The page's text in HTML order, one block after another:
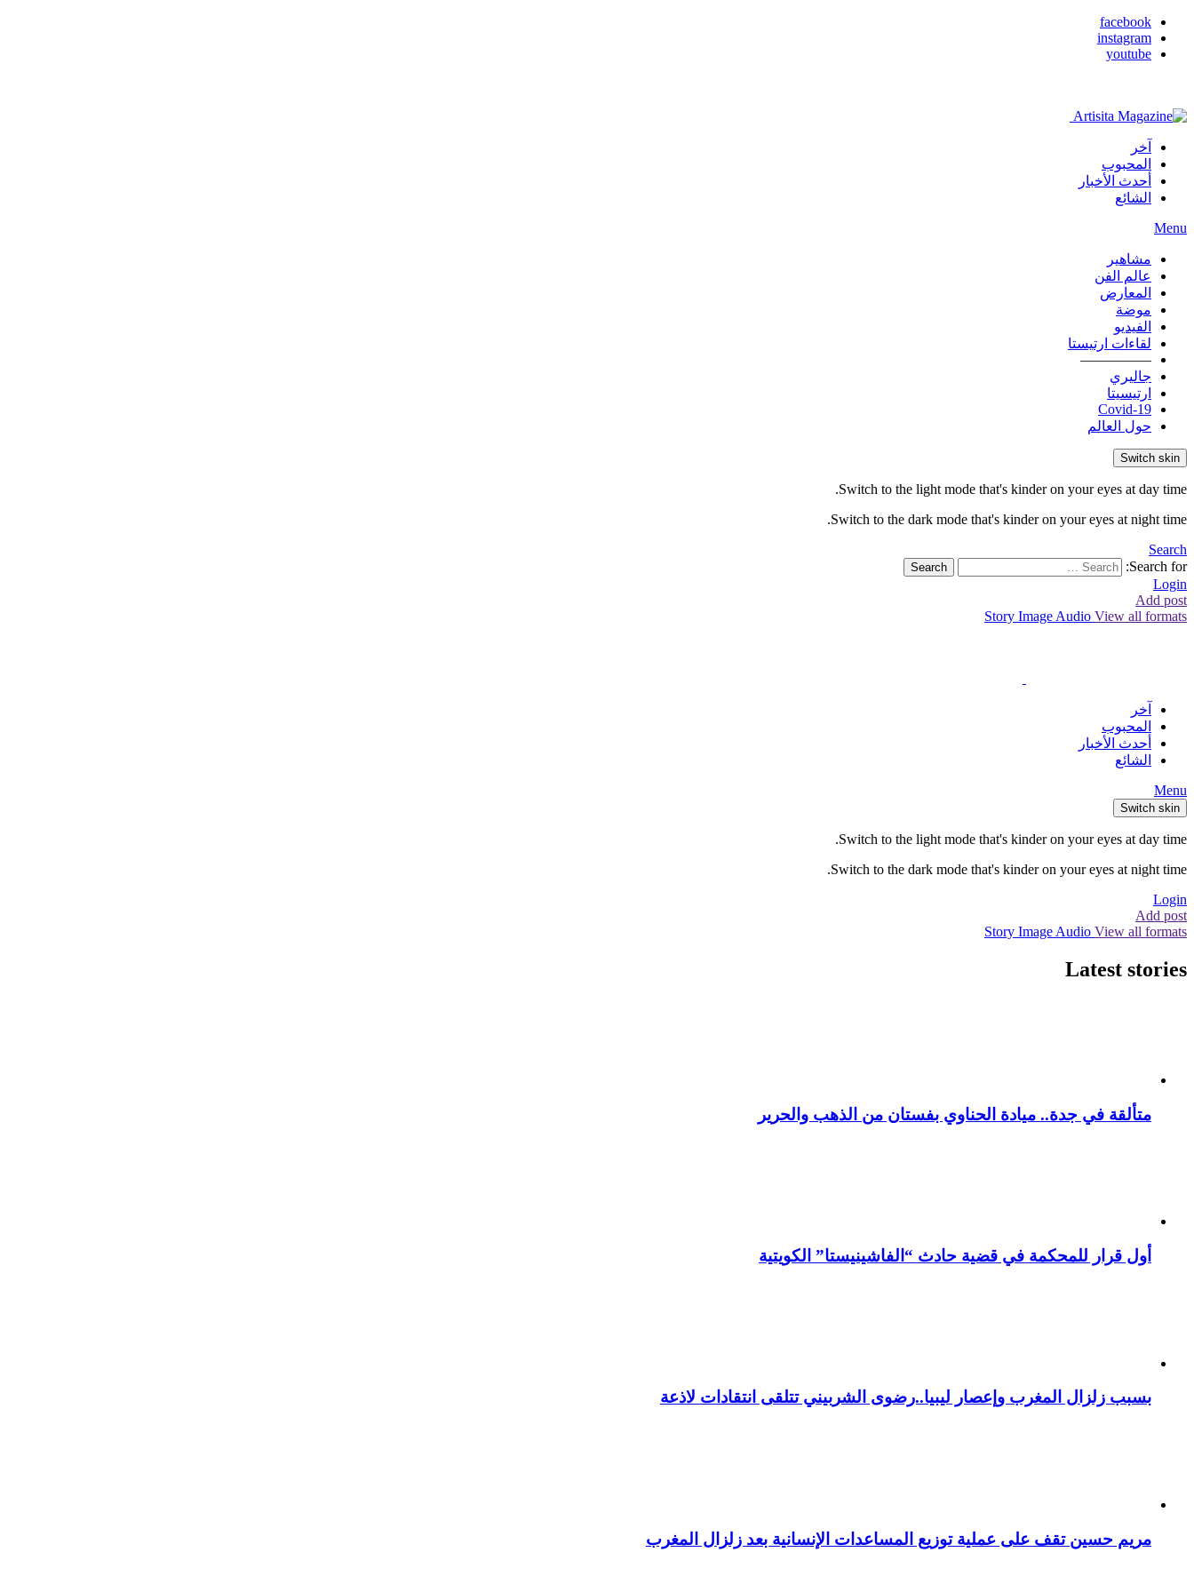
facebook
instagram
youtube
آخر
المحبوب
أحدث الأخبار
الشائع
Menu
مشاهير
عالم الفن
المعارض
موضة
الفيديو
لقاءات ارتيستا
—————
جاليري
ارتيسيتا
Covid-19
حول العالم
Switch skin
Switch to the light mode that's kinder on your eyes at day time.
Switch to the dark mode that's kinder on your eyes at night time.
Search
Search for:
Search
Login
Add post
Story Image Audio View all formats
آخر
المحبوب
أحدث الأخبار
الشائع
Menu
Switch skin
Switch to the light mode that's kinder on your eyes at day time.
Switch to the dark mode that's kinder on your eyes at night time.
Login
Add post
Story Image Audio View all formats
Latest stories
متألقة في جدة.. ميادة الحناوي بفستان من الذهب والحرير
أول قرار للمحكمة في قضية حادث “الفاشينيستا” الكويتية
بسبب زلزال المغرب وإعصار ليبيا..رضوى الشربيني تتلقى انتقادات لاذعة
مريم حسين تقف على عملية توزيع المساعدات الإنسانية بعد زلزال المغرب